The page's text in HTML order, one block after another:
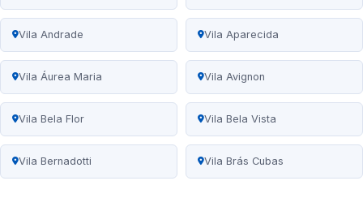
Vila Andrade Vila Aparecida
Vila Áurea Maria Vila Avignon
Vila Bela Flor Vila Bela Vista
Vila Bernadotti Vila Brás Cubas